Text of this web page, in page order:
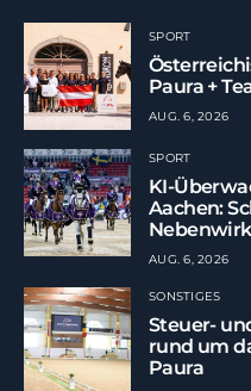
SPORT
Paura +
AUG. 6, 2026
SPORT
KI-
Aachen:
AUG. 6, 2026
SONSTIGES
Steuer-
rund um
Paura